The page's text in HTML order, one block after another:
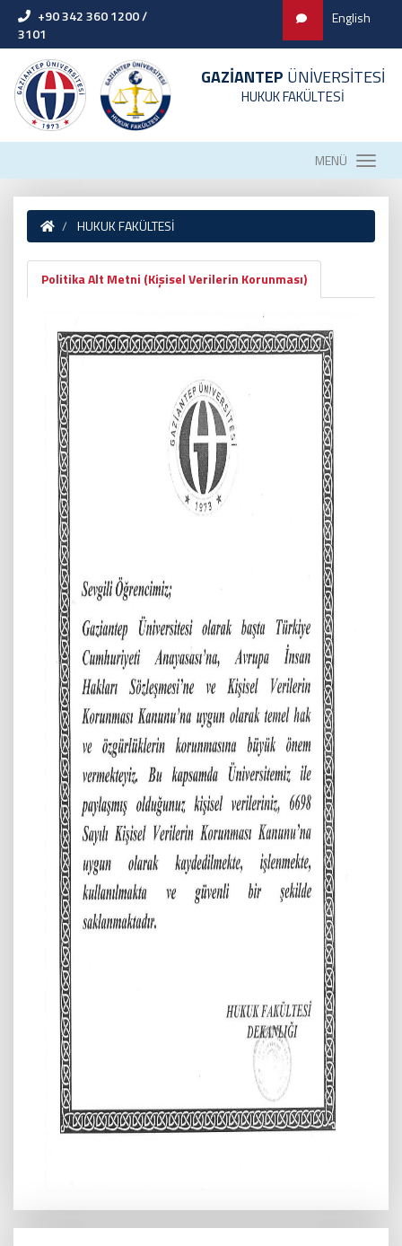
+90 342 360 1200 /
3101
English
GAZİANTEP ÜNİVERSİTESİ
HUKUK FAKÜLTESİ
MENÜ
HUKUK FAKÜLTESİ
Politika Alt Metni (Kişisel Verilerin Korunması)